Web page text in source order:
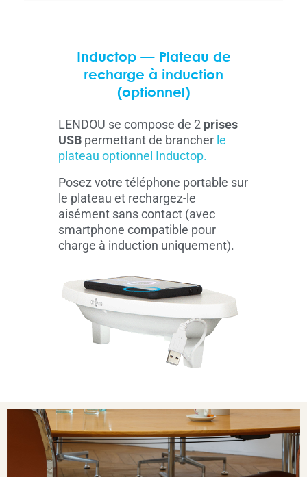
Inductop — Plateau de
recharge à induction
(optionnel)
LENDOU se compose de 2 prises
USB permettant de brancher le
plateau optionnel Inductop.
Posez votre téléphone portable sur
le plateau et rechargez-le
aisément sans contact (avec
smartphone compatible pour
charge à induction uniquement).